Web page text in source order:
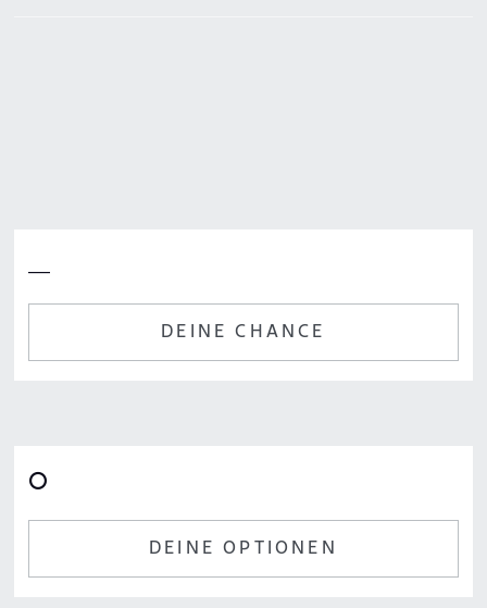
__
DEINE CHANCE
⭘
DEINE OPTIONEN